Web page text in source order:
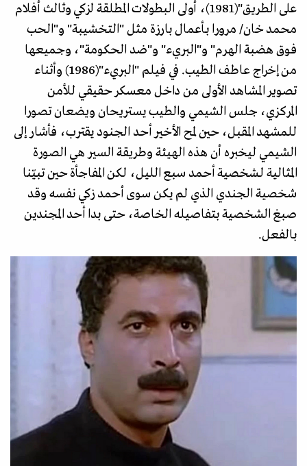
على الطريق"(1981)، أولى البطولات المطلقة لزكي وثالث أفلام
محمد خان/ مرورا بـأعمال بارزة مثل "التخشيبة" و"الحب
فوق هضبة الهرم" و"البريء" و"ضد الحكومة"، وجميعها
من إخراج عاطف الطيب. في فيلم "البريء"(1986) وأثناء
تصوير المشاهد الأولى من داخل معسكر حقيقي للأمن
المركزي، جلس الشيمي والطيب يستريحان ويضعان تصورا
للمشهد المقبل، حين لمح الأخير أحد الجنود يقترب، فأشار إلى
الشيمي ليخبره أن هذه الهيئة وطريقة السير هي الصورة
المثالية لـشخصية أحمد سبع الليل، لكن المفاجأة حين تبيّنا
شخصية الجندي الذي لم يكن سوى أحمد زكي نفسه وقد
صبغ الشخصية بتفاصيله الخاصة، حتى بدا أحد المجندين
بالفعل.